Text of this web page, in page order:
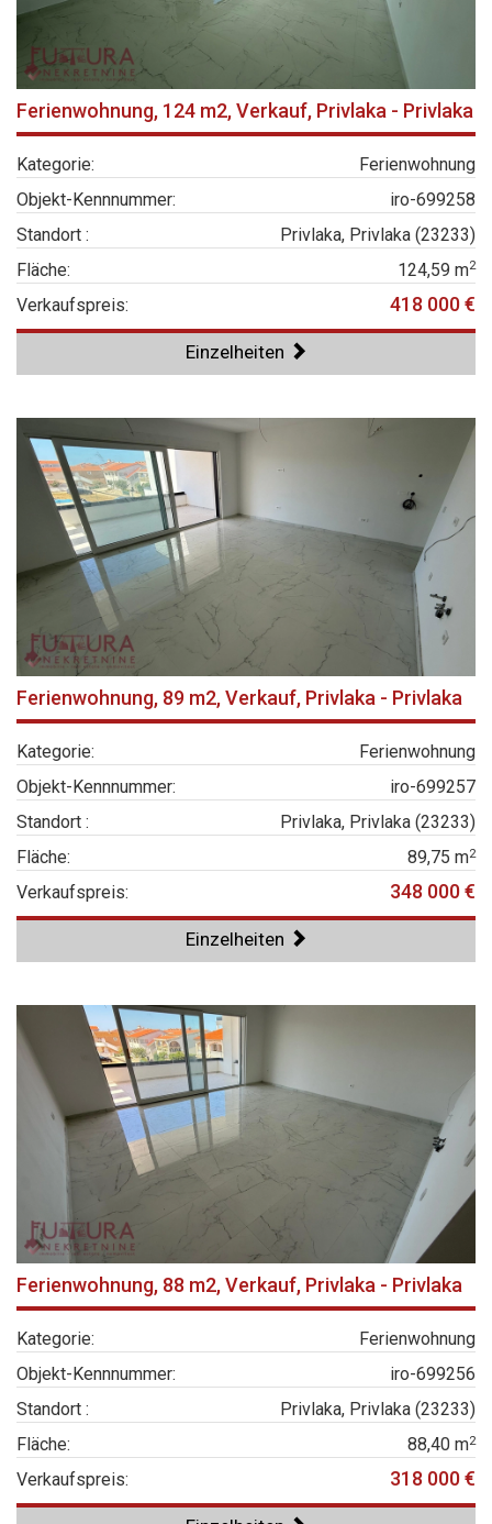
Ferienwohnung, 124 m2, Verkauf, Privlaka - Privlaka
Kategorie:
Ferienwohnung
Objekt-Kennnummer:
iro-699258
Standort :
Privlaka, Privlaka (23233)
Fläche:
124,59 m2
Verkaufspreis: 418 000 €
Einzelheiten
Ferienwohnung, 89 m2, Verkauf, Privlaka - Privlaka
Kategorie:
Ferienwohnung
Objekt-Kennnummer:
iro-699257
Standort :
Privlaka, Privlaka (23233)
Fläche:
89,75 m2
Verkaufspreis: 348 000 €
Einzelheiten
Ferienwohnung, 88 m2, Verkauf, Privlaka - Privlaka
Kategorie:
Ferienwohnung
Objekt-Kennnummer:
iro-699256
Standort :
Privlaka, Privlaka (23233)
Fläche:
88,40 m2
Verkaufspreis: 318 000 €